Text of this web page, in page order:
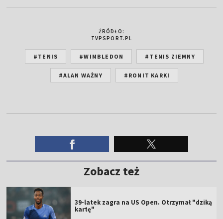
ŹRÓDŁO:
TVPSPORT.PL
#TENIS #WIMBLEDON #TENIS ZIEMNY
#ALAN WAŻNY #RONIT KARKI
Zobacz też
39-latek zagra na US Open. Otrzymał "dziką
kartę"